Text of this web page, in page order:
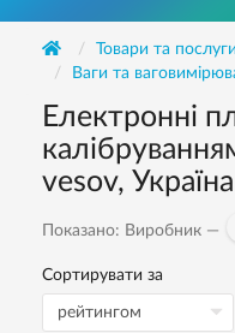
Товари та послуги
Ваги та
Електронні
vesov, Україна
Показано: Виробник —
Сортирувати за